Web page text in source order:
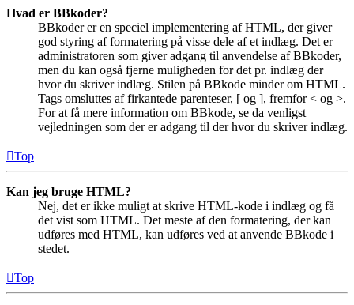
Hvad er BBkoder?
BBkoder er en speciel implementering af HTML, der giver
god styring af formatering på visse dele af et indlæg. Det er
administratoren som giver adgang til anvendelse af BBkoder,
men du kan også fjerne muligheden for det pr. indlæg der
hvor du skriver indlæg. Stilen på BBkode minder om HTML.
Tags omsluttes af firkantede parenteser, [ og ], fremfor < og >.
For at få mere information om BBkode, se da venligst
vejledningen som der er adgang til der hvor du skriver indlæg.
Top
Kan jeg bruge HTML?
Nej, det er ikke muligt at skrive HTML-kode i indlæg og få
det vist som HTML. Det meste af den formatering, der kan
udføres med HTML, kan udføres ved at anvende BBkode i
stedet.
Top